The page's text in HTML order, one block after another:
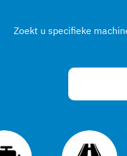
Zoekt u specifieke